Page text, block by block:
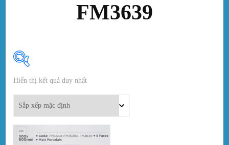
FM3639
In stock
On sale(0)
Hiển thị kết quả duy nhất